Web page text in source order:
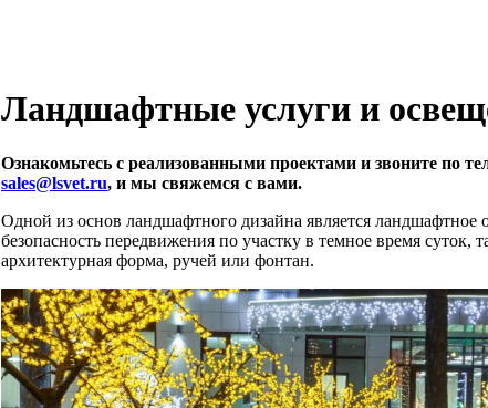
Ландшафтные услуги и
Ознакомьтесь с реализованными проектами и звоните по
sales@lsvet.ru, и мы свяжемся с вами.
Одной из основ ландшафтного дизайна является
безопасность передвижения по участку в темное время суток,
архитектурная форма, ручей или фонтан.